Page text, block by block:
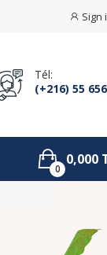
Sign
Tél:
(+216) 55
0,000
0